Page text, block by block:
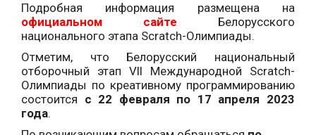
Подробная информация размещена на
официальном сайте Белорусского
национального этапа Scratch-Олимпиады.
Отметим, что Белорусский национальный
отборочный этап VII Международной Scratch-
Олимпиады по креативному программированию
состоится с 22 февраля по 17 апреля 2023
года.